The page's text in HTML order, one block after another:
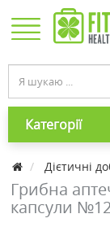
Категорії
Дієтичні
Грибна
капсули